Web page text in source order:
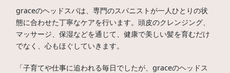
graceのヘッドスパは、専門のスパニストが一人ひとりの状
態に合わせた丁寧なケアを行います。頭皮のクレンジング、
マッサージ、保湿などを通じて、健康で美しい髪を育むだけ
でなく、心もほぐしていきます。
「子育てや仕事に追われる毎日でしたが、graceのヘッドス